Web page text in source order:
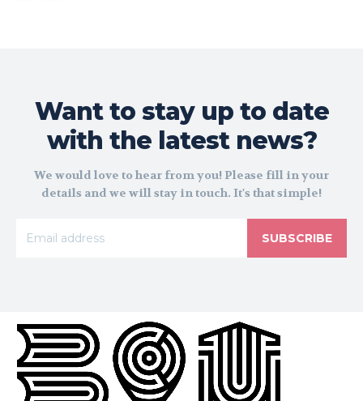
Want to stay up to date
with the latest news?
We would love to hear from you! Please fill in your
details and we will stay in touch. It's that simple!
SUBSCRIBE